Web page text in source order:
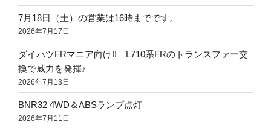
7月18日（土）の営業は16時までです。
2026年7月17日
ダイハツFRマニア向け!! L710系FRのトランスファー交
換で威力を発揮♪
2026年7月13日
BNR32 4WD＆ABSランプ点灯
2026年7月11日